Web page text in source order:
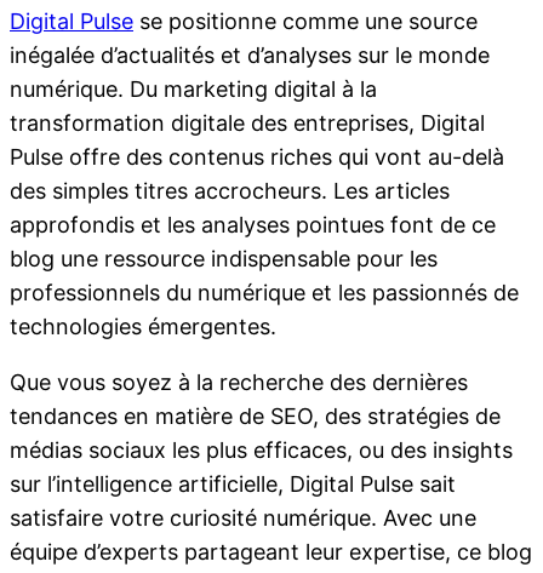
Digital Pulse se positionne comme une source
inégalée d’actualités et d’analyses sur le monde
numérique. Du marketing digital à la
transformation digitale des entreprises, Digital
Pulse offre des contenus riches qui vont au-delà
des simples titres accrocheurs. Les articles
approfondis et les analyses pointues font de ce
blog une ressource indispensable pour les
professionnels du numérique et les passionnés de
technologies émergentes.
Que vous soyez à la recherche des dernières
tendances en matière de SEO, des stratégies de
médias sociaux les plus efficaces, ou des insights
sur l’intelligence artificielle, Digital Pulse sait
satisfaire votre curiosité numérique. Avec une
équipe d’experts partageant leur expertise, ce blog